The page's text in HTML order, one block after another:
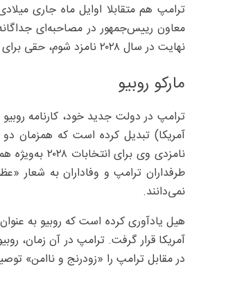
ترامپ هم متقابلا اوایل ماه جاری
معاون رییس‌جمهور در مصاحبه‌ای
نهایت در سال ۲۰۲۸ نامزد شوم، حقی برای آن ندارم.»
مارکو روبیو
ترامپ در دولت جدید خود، کارنامه
آمریکا) تبدیل کرده است که همزمان دو
نامزدی وی
نمی‌دانند.
آمریکا قرار گرفت. ترامپ در آن زمان،
در مقابل ترامپ را «زودرنج و ناامن»